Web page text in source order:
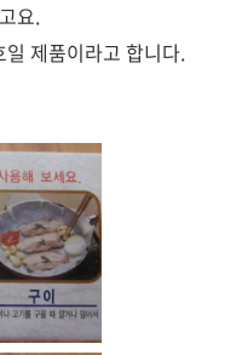
요.
제품이라고 합니다.